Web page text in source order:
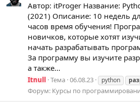
Автор: itProger Название:
(2021) Описание: 10 недель
часов время обучения!
новичков, которые хотят
начать разрабатывать
За программу вы изучите
а также...
Itnull Тема 06.08.23 python
Форум: Курсы по